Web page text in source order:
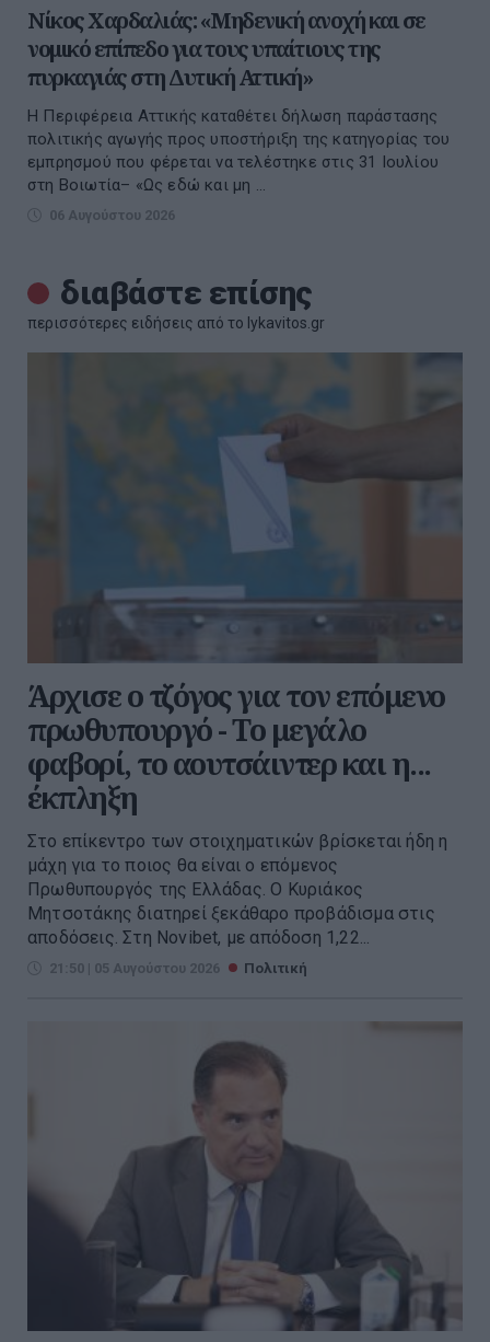
Νίκος Χαρδαλιάς: «Μηδενική ανοχή και σε
νομικό επίπεδο για τους υπαίτιους της
πυρκαγιάς στη Δυτική Αττική»
Η Περιφέρεια Αττικής καταθέτει δήλωση παράστασης
πολιτικής αγωγής προς υποστήριξη της κατηγορίας του
εμπρησμού που φέρεται να τελέστηκε στις 31 Ιουλίου
στη Βοιωτία– «Ως εδώ και μη ...
06 Αυγούστου 2026
διαβάστε επίσης
περισσότερες ειδήσεις από το lykavitos.gr
Άρχισε ο τζόγος για τον επόμενο
πρωθυπουργό - Το μεγάλο
φαβορί, το αουτσάιντερ και η...
έκπληξη
Στο επίκεντρο των στοιχηματικών βρίσκεται ήδη η
μάχη για το ποιος θα είναι ο επόμενος
Πρωθυπουργός της Ελλάδας. Ο Κυριάκος
Μητσοτάκης διατηρεί ξεκάθαρο προβάδισμα στις
αποδόσεις. Στη Novibet, με απόδοση 1,22...
21:50 | 05 Αυγούστου 2026 Πολιτική